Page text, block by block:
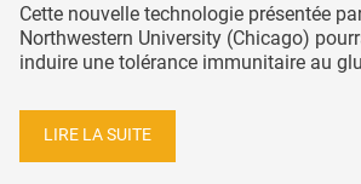
Cette nouvelle technologie présentée
Northwestern University (Chicago)
induire une tolérance immunitaire au
LIRE LA SUITE